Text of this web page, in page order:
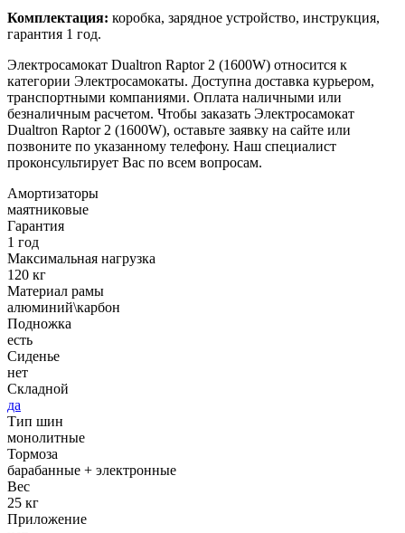
Комплектация: коробка, зарядное устройство, инструкция,
гарантия 1 год.
Электросамокат Dualtron Raptor 2 (1600W) относится к
категории Электросамокаты. Доступна доставка курьером,
транспортными компаниями. Оплата наличными или
безналичным расчетом. Чтобы заказать Электросамокат
Dualtron Raptor 2 (1600W), оставьте заявку на сайте или
позвоните по указанному телефону. Наш специалист
проконсультирует Вас по всем вопросам.
Амортизаторы
маятниковые
Гарантия
1 год
Максимальная нагрузка
120 кг
Материал рамы
алюминий\карбон
Подножка
есть
Сиденье
нет
Складной
да
Тип шин
монолитные
Тормоза
барабанные + электронные
Вес
25 кг
Приложение